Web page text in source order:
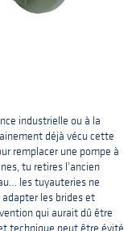
industrielle ou à la
déjà vécu cette
remplacer une pompe à
tu retires l’ancien
les tuyauteries ne
adapter les brides et
qui aurait dû être
technique peut être évité